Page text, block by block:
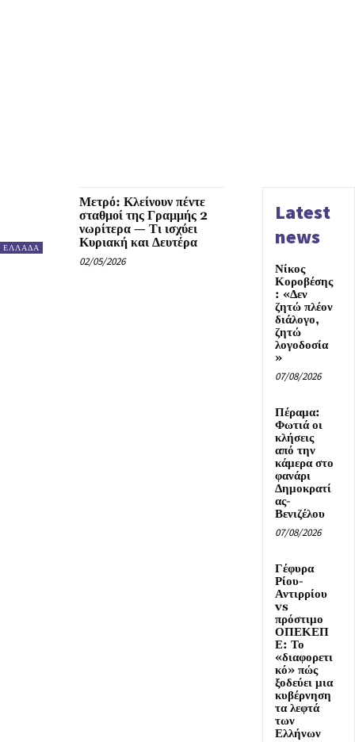
ΕΛΛΑΔΑ
Μετρό: Κλείνουν πέντε
σταθμοί της Γραμμής 2
νωρίτερα — Τι ισχύει
Κυριακή και Δευτέρα
02/05/2026
Latest
news
Νίκος
Κοροβέσης
: «Δεν
ζητώ πλέον
διάλογο,
ζητώ
λογοδοσία
»
07/08/2026
Πέραμα:
Φωτιά οι
κλήσεις
από την
κάμερα στο
φανάρι
Δημοκρατί
ας-
Βενιζέλου
07/08/2026
Γέφυρα
Ρίου-
Αντιρρίου
vs
πρόστιμο
ΟΠΕΚΕΠ
Ε: Το
«διαφορετι
κό» πώς
ξοδεύει μια
κυβέρνηση
τα λεφτά
των
Ελλήνων